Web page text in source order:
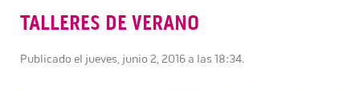
TALLERES DE VERANO
Publicado el jueves, junio 2, 2016 a las 18:34.